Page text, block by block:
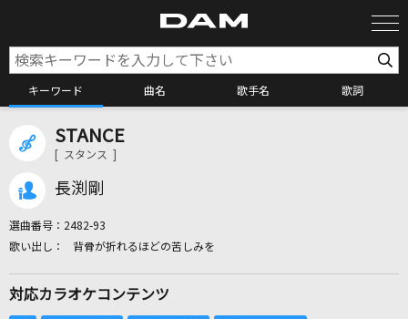
キーワード 曲名 歌手名 歌詞
STANCE
[ スタンス ]
長渕剛
選曲番号： 2482-93
背骨が折れるほどの苦しみを
対応カラオケコンテンツ